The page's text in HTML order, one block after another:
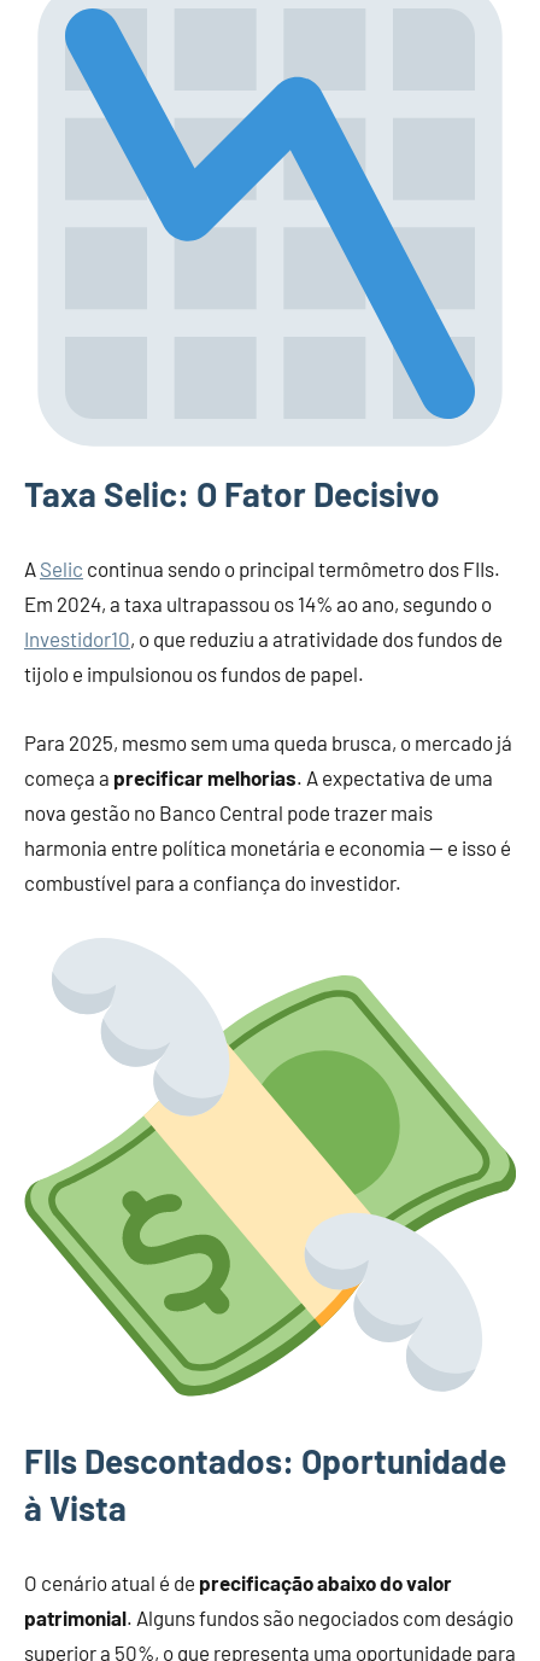
Taxa Selic: O Fator Decisivo
A Selic continua sendo o principal termômetro dos FIIs.
Em 2024, a taxa ultrapassou os 14% ao ano, segundo o
Investidor10, o que reduziu a atratividade dos fundos de
tijolo e impulsionou os fundos de papel.
Para 2025, mesmo sem uma queda brusca, o mercado já
começa a precificar melhorias. A expectativa de uma
nova gestão no Banco Central pode trazer mais
harmonia entre política monetária e economia — e isso é
combustível para a confiança do investidor.
FIIs Descontados: Oportunidade
à Vista
O cenário atual é de precificação abaixo do valor
patrimonial. Alguns fundos são negociados com deságio
superior a 50%, o que representa uma oportunidade para